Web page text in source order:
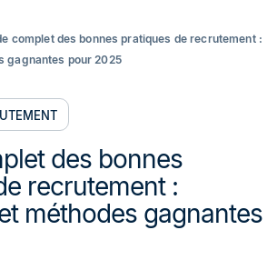
complet des bonnes pratiques de recrutement :
gagnantes pour 2025
des bonnes
recrutement :
méthodes gagnantes